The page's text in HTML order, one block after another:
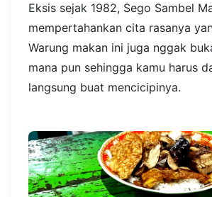
Eksis sejak 1982, Sego Sambel
mempertahankan cita rasanya
Warung makan ini juga nggak
mana pun sehingga kamu harus
langsung buat mencicipinya.